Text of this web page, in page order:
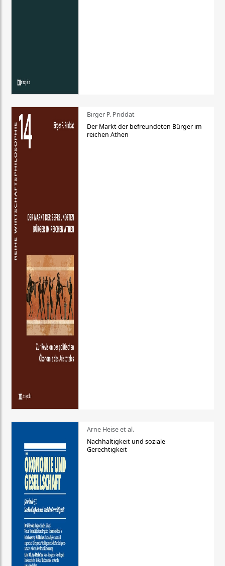
Birger P. Priddat
Der Markt der befreundeten Bürger im
reichen Athen
Arne Heise et al.
Nachhaltigkeit und soziale
Gerechtigkeit